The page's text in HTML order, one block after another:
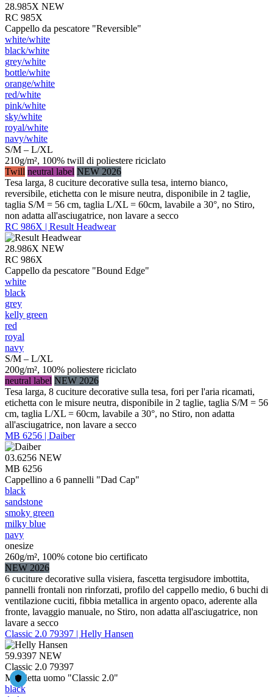
28.985X NEW
RC 985X
Cappello da pescatore "Reversible"
white/​white
black/​white
grey/​white
bottle/​white
orange/​white
red/​white
pink/​white
sky/​white
royal/​white
navy/​white
S/M – L/XL
210g/m², 100% twill di poliestere riciclato
Twill neutral label NEW 2026
Tesa larga, 8 cuciture decorative sulla tesa, interno bianco,
reversibile, etichetta con le misure neutra, disponibile in 2 taglie,
taglia S/M = 56 cm, taglia L/XL = 60cm, lavabile a 30°, no Stiro,
non adatta all'asciugatrice, non lavare a secco
RC 986X | Result Headwear
28.986X NEW
RC 986X
Cappello da pescatore "Bound Edge"
white
black
grey
kelly green
red
royal
navy
S/M – L/XL
200g/m², 100% poliestere riciclato
neutral label NEW 2026
Tesa larga, 8 cuciture decorative sulla tesa, fori per l'aria ricamati,
etichetta con le misure neutra, disponibile in 2 taglie, taglia S/M = 56
cm, taglia L/XL = 60cm, lavabile a 30°, no Stiro, non adatta
all'asciugatrice, non lavare a secco
MB 6256 | Daiber
03.6256 NEW
MB 6256
Cappellino a 6 pannelli "Dad Cap"
black
sandstone
smoky green
milky blue
navy
onesize
260g/m², 100% cotone bio certificato
NEW 2026
6 cuciture decorative sulla visiera, fascetta tergisudore imbottita,
pannelli frontali non rinforzati, profilo del cappello medio, 6 buchi di
ventilazione cuciti, fibbia metallica in argento opaco, aderente alla
fronte, lavaggio manuale, no Stiro, non adatta all'asciugatrice, non
lavare a secco
Classic 2.0 79397 | Helly Hansen
59.9397 NEW
Classic 2.0 79397
Maglietta uomo "Classic 2.0"
black